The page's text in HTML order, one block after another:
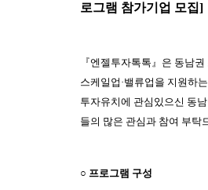
로그램 참가기업 모집]
『엔젤투자톡톡』은 동남
스케일업·밸류업을 지원하
투자유치에 관심있으신 동
들의 많은 관심과 참여 부탁
○ 프로그램 구성